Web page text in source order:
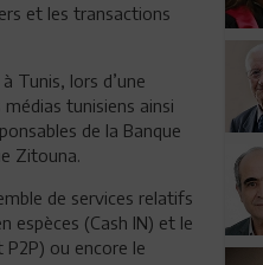
et les transactions
Tunis, lors d’une
tunisiens ainsi
de la Banque
Zitouna.
de services relatifs
espèces (Cash IN) et le
ou encore le